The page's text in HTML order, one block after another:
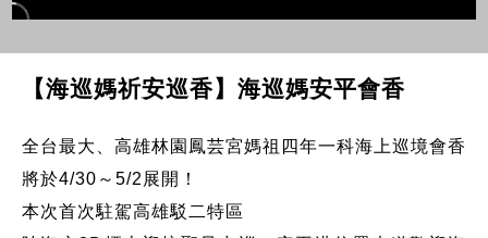
【海巡媽祈安巡香】海巡媽安平會香
全台最大、高雄林園鳳芸宮媽祖四年一科海上巡境會香
將於4/30～5/2展開！
本次首次駐駕高雄駁二特區